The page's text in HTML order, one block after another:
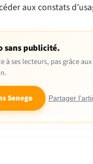
aux constats
sans publicité.
à ses lecteurs, pas grâce
Senego Partager